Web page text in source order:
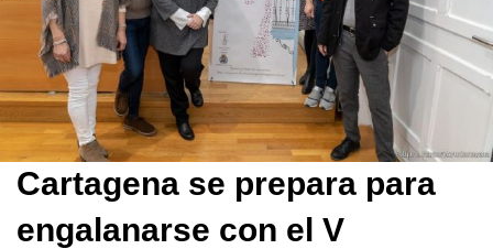
Cartagena se prepara para
engalanarse con el V